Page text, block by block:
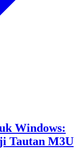
Windows:
Tautan M3U